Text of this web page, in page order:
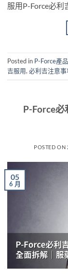
服用P-Force必
Posted in P-Force產
吉服用,必利吉注意事
P-Force必
POSTED ON
05
6 月